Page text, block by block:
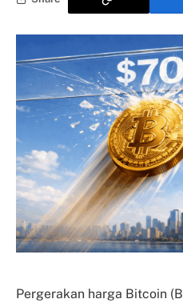
Pergerakan harga Bitcoin